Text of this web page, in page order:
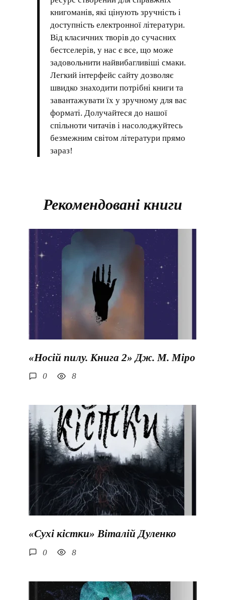
книгоманів, які цінують зручність і
доступність електронної літератури.
Від класичних творів до сучасних
бестселерів, у нас є все, що може
задовольнити найвибагливіші смаки.
Легкий інтерфейс сайту дозволяє
швидко знаходити потрібні книги та
завантажувати їх у зручному для вас
форматі. Долучайтеся до нашої
спільноти читачів і насолоджуйтесь
безмежним світом літератури прямо
зараз!
Рекомендовані книги
«Носій пилу. Книга 2» Дж. М. Міро
0 8
«Сухі кістки» Віталій Дуленко
0 8